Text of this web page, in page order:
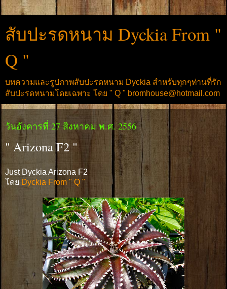
สับปะรดหนาม Dyckia From "
Q "
บทความและรูปภาพสับปะรดหนาม Dyckia สำหรับทุกๆท่านที่รัก
สับปะรดหนามโดยเฉพาะ โดย " Q " bromhouse@hotmail.com
วันอังคารที่ 27 สิงหาคม พ.ศ. 2556
" Arizona F2 "
Just Dyckia Arizona F2
โดย Dyckia From " Q "